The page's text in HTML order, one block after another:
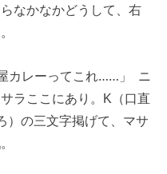
なかなかどうして、右
カレーってこれ……」 ニ
ラここにあり。K（口直
）の三文字掲げて、マサ